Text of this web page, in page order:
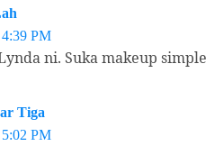
PM
ni. Suka makeup simple
Tiga
PM